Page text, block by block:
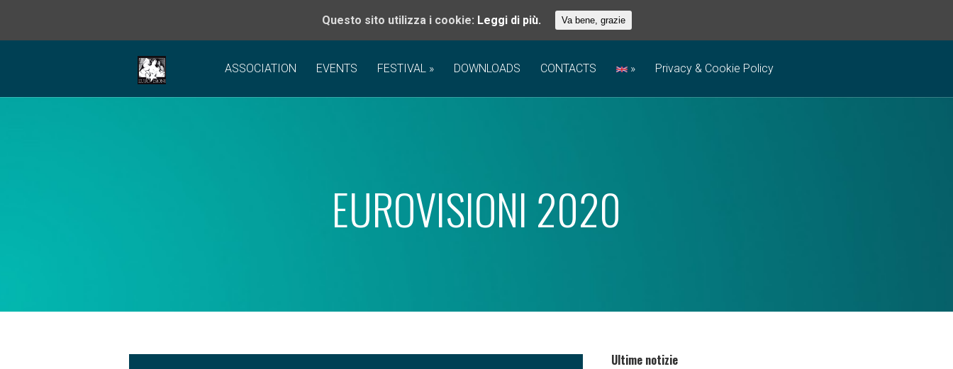
ASSOCIATION EVENTS FESTIVAL DOWNLOADS CONTACTS Privacy & Cookie Policy
EUROVISIONI 2020
Ultime notizie
Questo sito utilizza i cookie: Leggi di più. Va bene, grazie